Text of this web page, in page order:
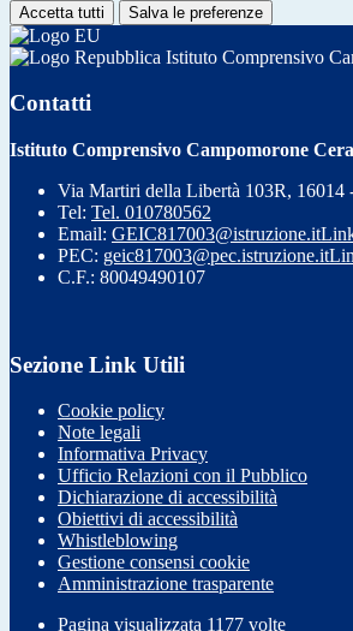
Accetta tutti Salva le preferenze
Istituto Comprensivo
Contatti
Istituto Comprensivo Campomorone
Via Martiri della Libertà 103R, 16014
Tel: Tel. 010780562
Email: GEIC817003@istruzione.it
PEC: geic817003@pec.istruzione.it
C.F.: 80049490107
Sezione Link Utili
Cookie policy
Note legali
Informativa Privacy
Ufficio Relazioni con il Pubblico
Dichiarazione di accessibilità
Obiettivi di accessibilità
Whistleblowing
Gestione consensi cookie
Amministrazione trasparente
Pagina visualizzata 1177 volte